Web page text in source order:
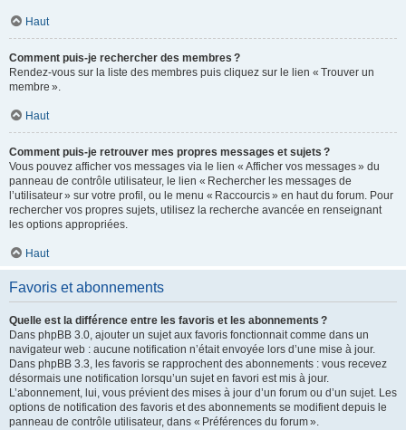
Haut
Comment puis-je rechercher des membres ?
Rendez-vous sur la liste des membres puis cliquez sur le lien « Trouver un
membre ».
Haut
Comment puis-je retrouver mes propres messages et sujets ?
Vous pouvez afficher vos messages via le lien « Afficher vos messages » du
panneau de contrôle utilisateur, le lien « Rechercher les messages de
l’utilisateur » sur votre profil, ou le menu « Raccourcis » en haut du forum. Pour
rechercher vos propres sujets, utilisez la recherche avancée en renseignant
les options appropriées.
Haut
Favoris et abonnements
Quelle est la différence entre les favoris et les abonnements ?
Dans phpBB 3.0, ajouter un sujet aux favoris fonctionnait comme dans un
navigateur web : aucune notification n’était envoyée lors d’une mise à jour.
Dans phpBB 3.3, les favoris se rapprochent des abonnements : vous recevez
désormais une notification lorsqu’un sujet en favori est mis à jour.
L’abonnement, lui, vous prévient des mises à jour d’un forum ou d’un sujet. Les
options de notification des favoris et des abonnements se modifient depuis le
panneau de contrôle utilisateur, dans « Préférences du forum ».